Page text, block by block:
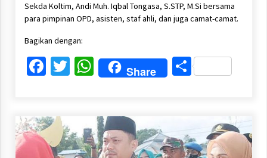
Sekda Koltim, Andi Muh. Iqbal Tongasa, S.STP, M.Si bersama
para pimpinan OPD, asisten, staf ahli, dan juga camat-camat.
Bagikan dengan:
Facebook
Twitter
WhatsApp
Share Share